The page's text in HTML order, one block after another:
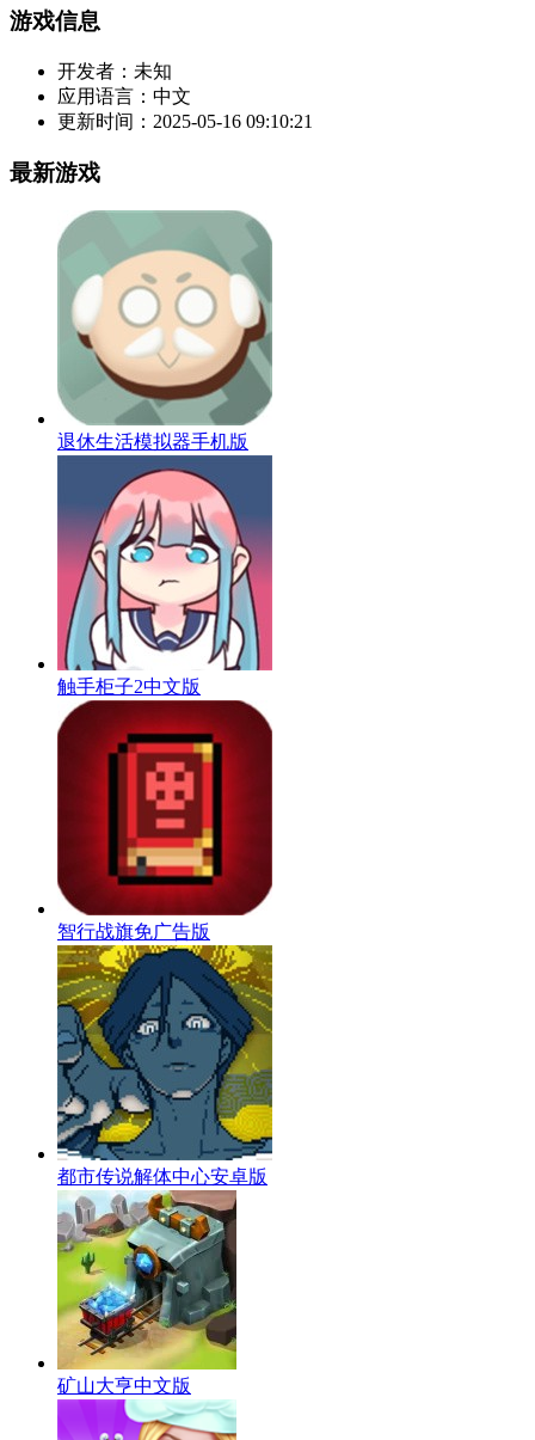
游戏信息
开发者： 未知
应用语言： 中文
更新时间： 2025-05-16 09:10:21
最新游戏
退休生活模拟器手机版
触手柜子2中文版
智行战旗免广告版
都市传说解体中心安卓版
矿山大亨中文版